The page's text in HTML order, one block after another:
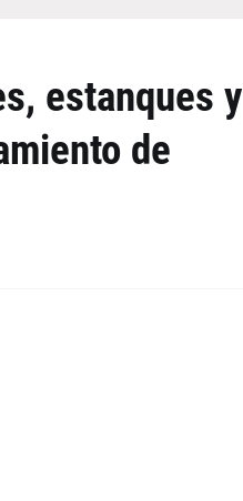
estanques y
de